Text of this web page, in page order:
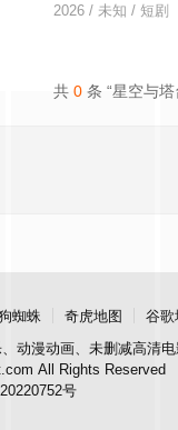
难的爱情故事。通过剧
2026 / 未知 / 短剧
共 0 条 “星空与
蜘蛛 奇虎地图 谷歌
动漫动画、未删减高清
All Rights Reserved
号